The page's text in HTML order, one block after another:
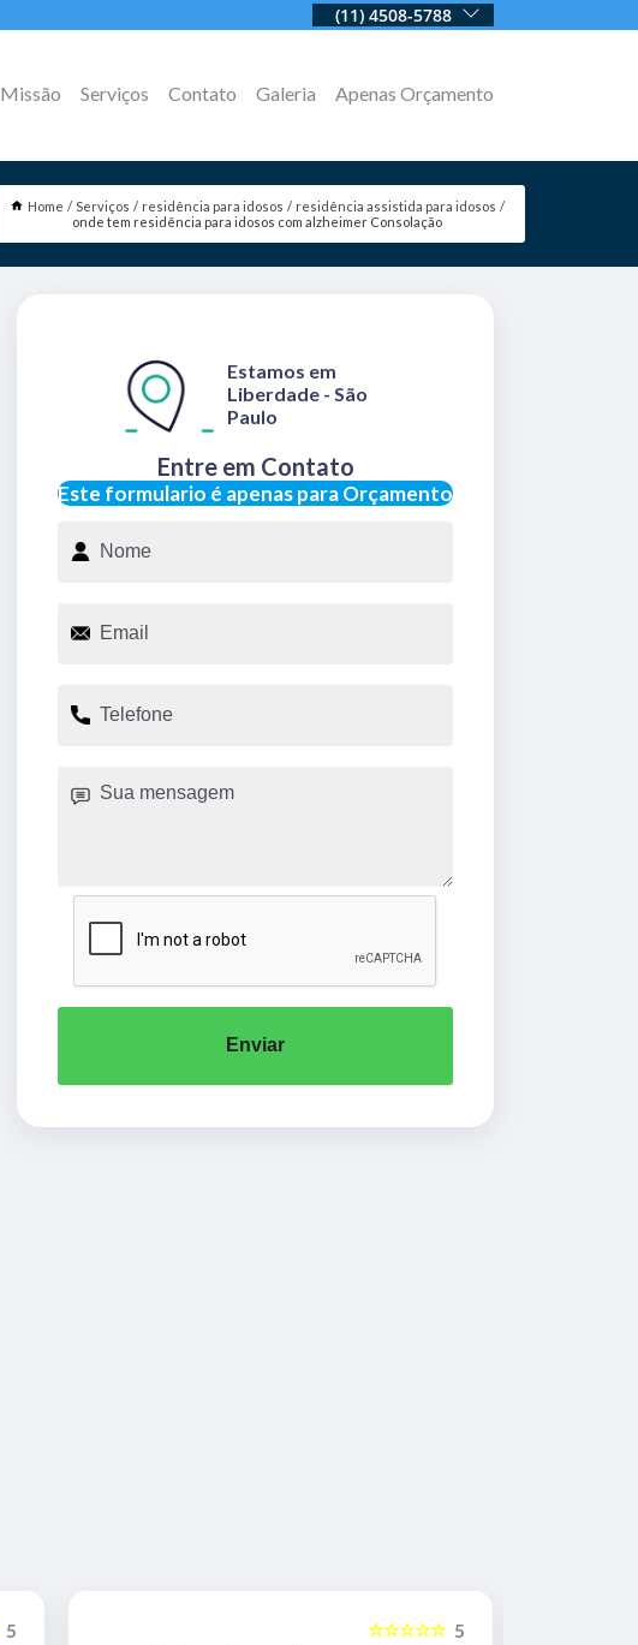
(11) 4508-5788
Missão Serviços Contato Galeria Apenas Orçamento
Home Serviços residência para idosos
residência assistida para idosos
onde tem residência para idosos com alzheimer Consolação
Este formulario é apenas para Orçamento
Entre em Contato
Estamos em
Liberdade - São
Paulo
Enviar
5 5
☆☆☆☆☆